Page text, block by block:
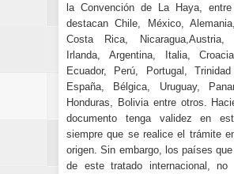
la Convención de La Haya,
destacan Chile, México,
Costa Rica, Nicaragua,Austria,
Irlanda, Argentina, Italia,
Ecuador, Perú, Portugal,
España, Bélgica, Uruguay,
Honduras, Bolivia entre otros.
documento tenga validez en
siempre que se realice el trámite
origen. Sin embargo, los países
de este tratado internacional, no